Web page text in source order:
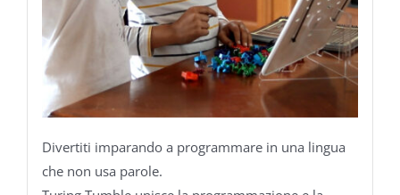
Divertiti imparando a programmare in una lingua
che non usa parole.